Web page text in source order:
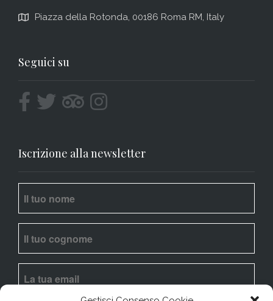
Piazza della Rotonda, 00186 Roma RM, Italy
Seguici su
Iscrizione alla newsletter